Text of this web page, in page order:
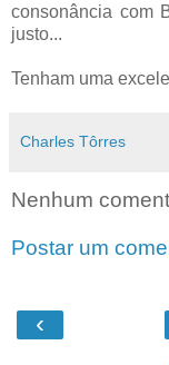
consonância com
justo...
Tenham uma
Charles Tôrres
Nenhum
Postar um
‹